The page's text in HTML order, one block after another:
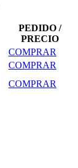
PEDIDO /
PRECIO
COMPRAR
COMPRAR
COMPRAR